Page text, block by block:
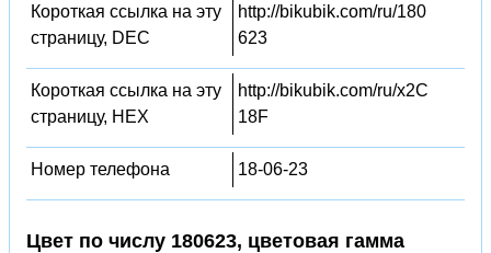
Короткая ссылка на эту
страницу, DEC
http://bikubik.com/ru/180
623
Короткая ссылка на эту
страницу, HEX
http://bikubik.com/ru/x2C
18F
Номер телефона 18-06-23
Цвет по числу 180623, цветовая гамма